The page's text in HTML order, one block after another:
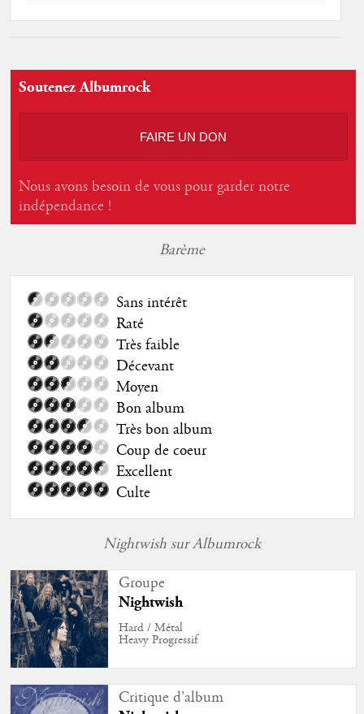
Soutenez Albumrock
FAIRE UN DON
Nous avons besoin de vous pour garder notre
indépendance !
Barème
Sans intérêt
Raté
Très faible
Décevant
Moyen
Bon album
Très bon album
Coup de coeur
Excellent
Culte
Nightwish sur Albumrock
Groupe
Nightwish
Hard / Métal
Heavy Progressif
Critique d'album